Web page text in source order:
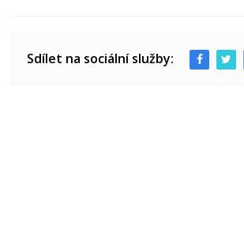
Sdílet na sociální služby: